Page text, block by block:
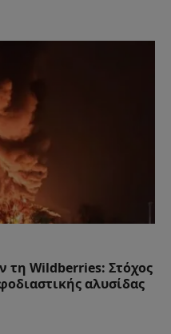
τη Wildberries: Στόχος
αλυσίδας